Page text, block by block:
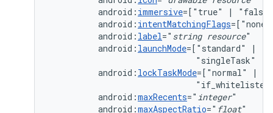
android: immersive=["true"
|
android: intentMatchingFlags=["none"
android: label=" string resource
android: launchMode=["standard" |
"singleTask"
android: lockTaskMode=["normal" |
android:maxRecents=" integer
android:maxAspectRatio=" float